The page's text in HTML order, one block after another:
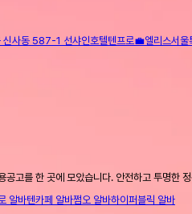
신사동 587-1 선샤인호텔텐프로💼엘리스서울
공고를 한 곳에 모았습니다. 안전하고 투명한
알바텐카페 알바쩜오 알바하이퍼블릭 알바